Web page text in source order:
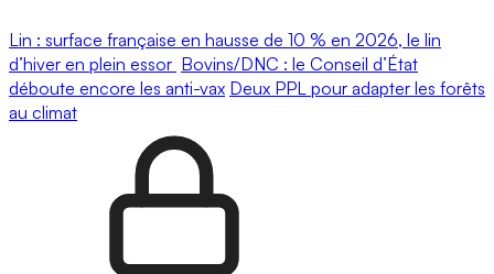
Lin : surface française en hausse de 10 % en 2026, le lin
d’hiver en plein essor Bovins/DNC : le Conseil d’État
déboute encore les anti-vax Deux PPL pour adapter les forêts
au climat